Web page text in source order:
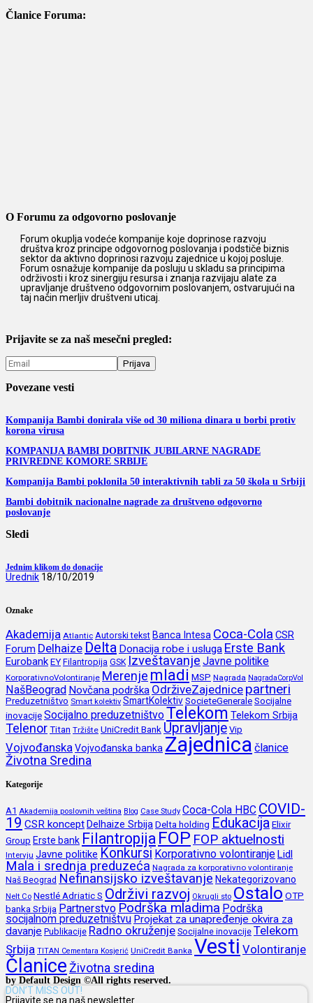
Članice Foruma:
O Forumu za odgovorno poslovanje
Forum okuplja vodeće kompanije koje doprinose razvoju
društva kroz principe odgovornog poslovanja i podstiče biznis
sektor da aktivno doprinosi razvoju zajednice u kojoj posluje.
Forum osnažuje kompanije da posluju u skladu sa principima
održivosti i kroz sinergiju resursa i znanja razvijaju alate za
upravljanje društveno odgovornim poslovanjem, ostvarujući na
taj način merljiv društveni uticaj.
Prijavite se za naš mesečni pregled:
Povezane vesti
Kompanija Bambi donirala više od 30 miliona dinara u borbi protiv
korona virusa
KOMPANIJA BAMBI DOBITNIK JUBILARNE NAGRADE
PRIVREDNE KOMORE SRBIJE
Kompanija Bambi poklonila 50 interaktivnih tabli za 50 škola u Srbiji
Bambi dobitnik nacionalne nagrade za društveno odgovorno
poslovanje
Sledi
Jednim klikom do donacije
Urednik 18/10/2019
Oznake
Akademija Atlantic Autorski tekst Banca Intesa Coca-Cola CSR
Forum Delhaize Delta Donacija robe i usluga Erste Bank
EurobankEY Filantropija GSK Izveštavanje Javne politike
KorporativnoVolontiranje Merenje mladi MSP Nagrada NagradaCorpVol
NašBeograd Novčana podrška OdrživeZajednice partneri
Preduzetništvo Smart kolektiv SmartKolektivSocieteGeneraleSocijalne
inovacijeSocijalno preduzetništvoTelekom Telekom Srbija
TelenorTitan Tržište UniCredit Bank Upravljanje Vip
VojvođanskaVojvođanska banka Zajednica članice
Životna Sredina
Kategorije
A1 Akademija poslovnih veština Blog Case Study Coca-Cola HBC COVID-
19 CSR konceptDelhaize Srbija Delta holding Edukacija Elixir
Group Erste bank Filantropija FOP FOP aktuelnosti
Intervju Javne politike Konkursi Korporativno volontiranjeLidl
Mala i srednja preduzeća Nagrada za korporativno volontiranje
Naš Beograd Nefinansijsko izveštavanje Nekategorizovano
Nelt Co Nestlé Adriatic S Održivi razvoj Okrugli sto Ostalo OTP
banka Srbija Partnerstvo Podrška mladima Podrška
socijalnom preduzetništvu Projekat za unapređenje okvira za
davanje Publikacije Radno okruženje Socijalne inovacije Telekom
Srbija TITAN Cementara Kosjerić UniCredit Banka Vesti Volontiranje
Članice Životna sredina
by Default Design ©All rights reserved.
DON’T MISS OUT!
Prijavite se na naš newsletter